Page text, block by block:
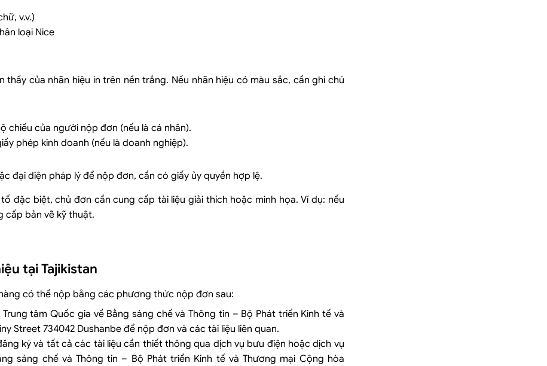
v.v.)
loại Nice
thấy của nhãn hiệu in trên nền trắng. Nếu nhãn hiệu có màu sắc, cần ghi chú
chiếu của người nộp đơn (nếu là cá nhân).
phép kinh doanh (nếu là doanh nghiệp).
đại diện pháp lý để nộp đơn, cần có giấy ủy quyền hợp lệ.
đặc biệt, chủ đơn cần cung cấp tài liệu giải thích hoặc minh họa. Ví dụ: nếu
cấp bản vẽ kỹ thuật.
tại Tajikistan
có thể nộp bằng các phương thức nộp đơn sau:
tâm Quốc gia về Bằng sáng chế và Thông tin – Bộ Phát triển Kinh tế và
Street 734042 Dushanbe để nộp đơn và các tài liệu liên quan.
ký và tất cả các tài liệu cần thiết thông qua dịch vụ bưu điện hoặc dịch vụ
sáng chế và Thông tin – Bộ Phát triển Kinh tế và Thương mại Cộng hòa